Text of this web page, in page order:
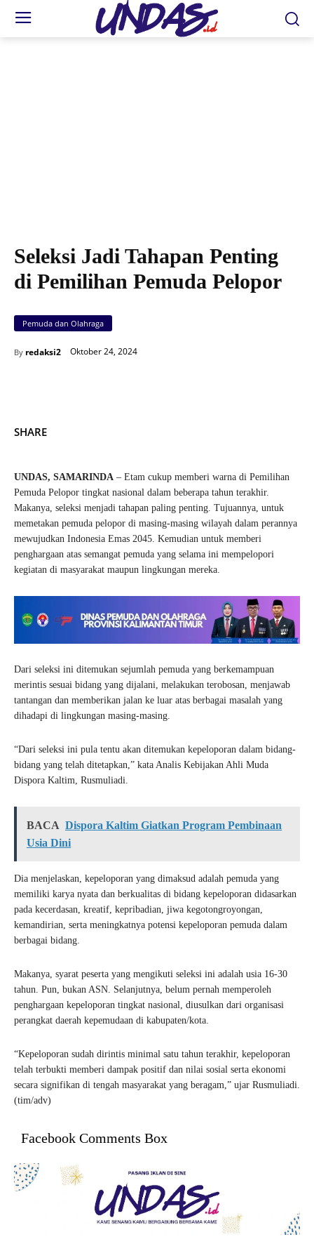
Seleksi Jadi Tahapan Penting
di Pemilihan Pemuda Pelopor
Pemuda dan Olahraga
By redaksi2 Oktober 24, 2024
SHARE
UNDAS, SAMARINDA – Etam cukup memberi warna di Pemilihan
Pemuda Pelopor tingkat nasional dalam beberapa tahun terakhir.
Makanya, seleksi menjadi tahapan paling penting. Tujuannya, untuk
memetakan pemuda pelopor di masing-masing wilayah dalam perannya
mewujudkan Indonesia Emas 2045. Kemudian untuk memberi
penghargaan atas semangat pemuda yang selama ini mempelopori
kegiatan di masyarakat maupun lingkungan mereka.
Dari seleksi ini ditemukan sejumlah pemuda yang berkemampuan
merintis sesuai bidang yang dijalani, melakukan terobosan, menjawab
tantangan dan memberikan jalan ke luar atas berbagai masalah yang
dihadapi di lingkungan masing-masing.
“Dari seleksi ini pula tentu akan ditemukan kepeloporan dalam bidang-
bidang yang telah ditetapkan,” kata Analis Kebijakan Ahli Muda
Dispora Kaltim, Rusmuliadi.
BACA Dispora Kaltim Giatkan Program Pembinaan
Usia Dini
Dia menjelaskan, kepeloporan yang dimaksud adalah pemuda yang
memiliki karya nyata dan berkualitas di bidang kepeloporan didasarkan
pada kecerdasan, kreatif, kepribadian, jiwa kegotongroyongan,
kemandirian, serta meningkatnya potensi kepeloporan pemuda dalam
berbagai bidang.
Makanya, syarat peserta yang mengikuti seleksi ini adalah usia 16-30
tahun. Pun, bukan ASN. Selanjutnya, belum pernah memperoleh
penghargaan kepeloporan tingkat nasional, diusulkan dari organisasi
perangkat daerah kepemudaan di kabupaten/kota.
“Kepeloporan sudah dirintis minimal satu tahun terakhir, kepeloporan
telah terbukti memberi dampak positif dan nilai sosial serta ekonomi
secara signifikan di tengah masyarakat yang beragam,” ujar Rusmuliadi.
(tim/adv)
Facebook Comments Box